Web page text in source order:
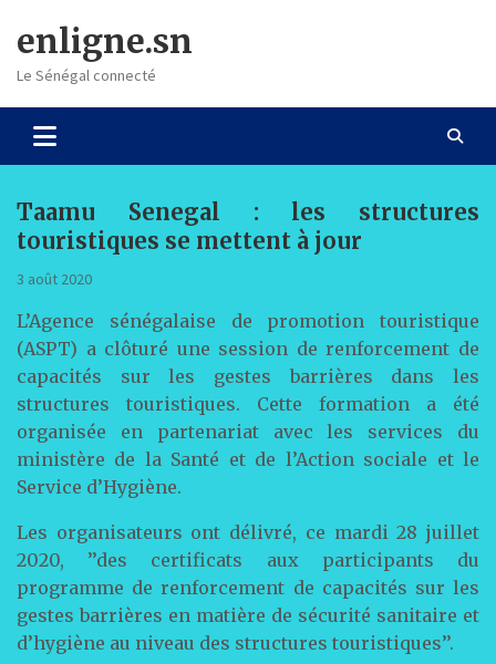
content
enligne.sn
Le Sénégal connecté
Taamu Senegal : les structures
touristiques se mettent à jour
3 août 2020
L’Agence sénégalaise de promotion touristique
(ASPT) a clôturé une session de renforcement de
capacités sur les gestes barrières dans les
structures touristiques. Cette formation a été
organisée en partenariat avec les services du
ministère de la Santé et de l’Action sociale et le
Service d’Hygiène.
Les organisateurs ont délivré, ce mardi 28 juillet
2020, ’’des certificats aux participants du
programme de renforcement de capacités sur les
gestes barrières en matière de sécurité sanitaire et
d’hygiène au niveau des structures touristiques’’.